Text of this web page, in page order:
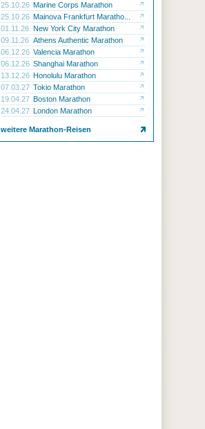
25.10.26 Marine Corps Marathon
25.10.26 Mainova Frankfurt Maratho...
01.11.26 New York City Marathon
09.11.26 Athens Authentic Marathon
06.12.26 Valencia Marathon
06.12.26 Shanghai Marathon
13.12.26 Honolulu Marathon
07.03.27 Tokio Marathon
19.04.27 Boston Marathon
24.04.27 London Marathon
weitere Marathon-Reisen